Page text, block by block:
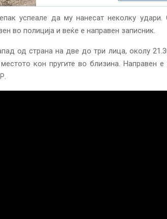
успеале да му нанесат неколку
во полиција и веќе е направен записник.
од страна на две до три лица, околу
кон пругите во близина. Направен е